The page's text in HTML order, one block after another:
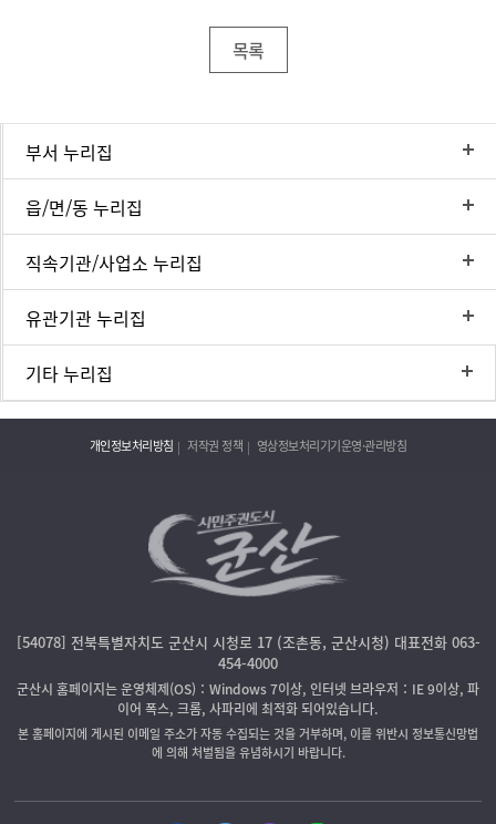
목록
부서 누리집
읍/면/동 누리집
직속기관/사업소 누리집
유관기관 누리집
기타 누리집
개인정보처리방침 저작권 정책 영상정보처리기기운영·관리방침
[54078] 전북특별자치도 군산시 시청로 17 (조촌동, 군산시청) 대표전화 063-
454-4000
군산시 홈페이지는 운영체제(OS)：Windows 7이상, 인터넷 브라우저：IE 9이상, 파
이어 폭스, 크롬, 사파리에 최적화 되어있습니다.
본 홈페이지에 게시된 이메일 주소가 자동 수집되는 것을 거부하며, 이를 위반시 정보통신망법
에 의해 처벌됨을 유념하시기 바랍니다.